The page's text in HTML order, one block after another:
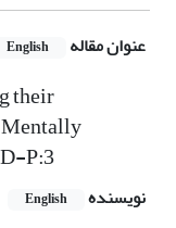
عنوان مقاله English
their
P:3
نویسنده English